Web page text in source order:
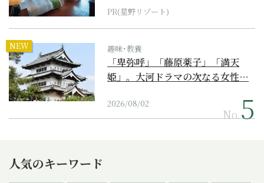
PR(星野リゾート)
NEW 趣味･教養
「卑弥呼」「藤原薬子」「満天
姫」。大河ドラマの次なる女性…
2026/08/02
No.
人気のキーワード